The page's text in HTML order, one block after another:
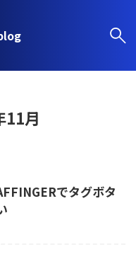
11月
でタグボタ